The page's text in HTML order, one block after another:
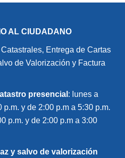
AL CIUDADANO
Entrega de Cartas
de Valorización y Factura
presencial : lunes a
p.m. y de 2:00 p.m a 5:30 p.m.
p.m. y de 2:00 p.m a 3:00
y salvo de valorización